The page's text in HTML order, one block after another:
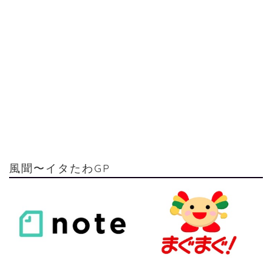
風聞〜イタたわGP